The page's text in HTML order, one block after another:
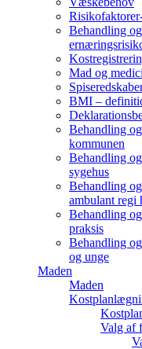
Behandling
Mad og
BMI –
Behandling
kommunen
Behandling
sygehus
Behandling
ambulant regi
Behandling
praksis
Behandling
og unge
Maden
Maden
Valg af